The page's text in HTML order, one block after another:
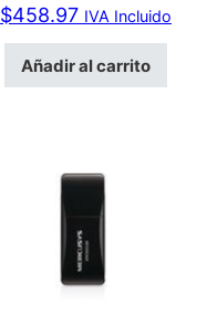
$458.97 IVA Incluido
Añadir al carrito